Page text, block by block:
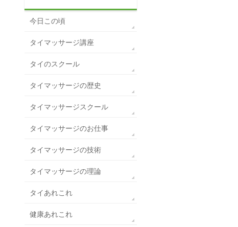
今日この頃
タイマッサージ講座
タイのスクール
タイマッサージの歴史
タイマッサージスクール
タイマッサージのお仕事
タイマッサージの技術
タイマッサージの理論
タイあれこれ
健康あれこれ